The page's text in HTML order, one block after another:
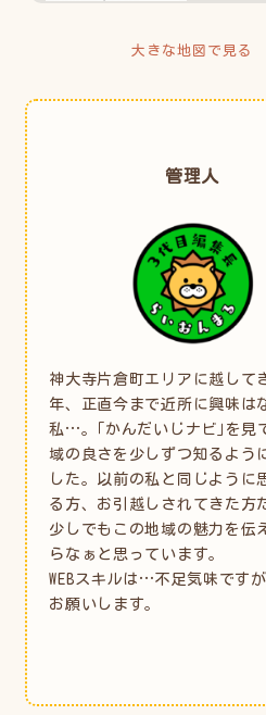
大きな地図で見る
管理人
神大寺片倉町エリアに越して
年、正直今まで近所に興味は
私…。｢かんだいじナビ｣を見
域の良さを少しずつ知るよう
した。以前の私と同じように
る方、お引越しされてきた方
少しでもこの地域の魅力を伝
らなぁと思っています。
WEBスキルは…不足気味です
お願いします。